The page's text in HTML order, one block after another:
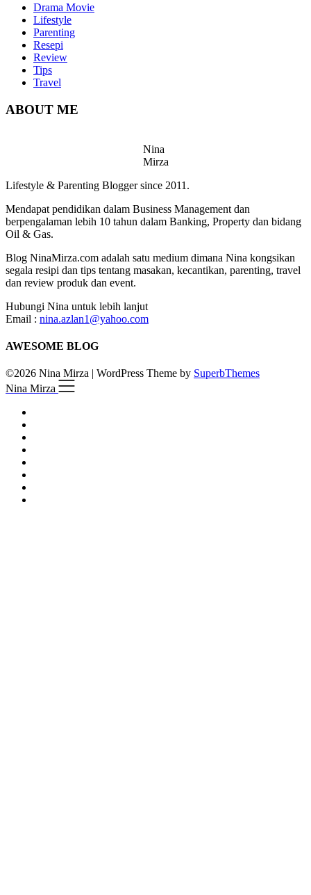
Drama Movie
Lifestyle
Parenting
Resepi
Review
Tips
Travel
ABOUT ME
Nina
Mirza
Lifestyle & Parenting Blogger since 2011.
Mendapat pendidikan dalam Business Management dan
berpengalaman lebih 10 tahun dalam Banking, Property dan bidang
Oil & Gas.
Blog NinaMirza.com adalah satu medium dimana Nina kongsikan
segala resipi dan tips tentang masakan, kecantikan, parenting, travel
dan review produk dan event.
Hubungi Nina untuk lebih lanjut
Email : nina.azlan1@yahoo.com
AWESOME BLOG
©2026 Nina Mirza | WordPress Theme by SuperbThemes
Nina Mirza